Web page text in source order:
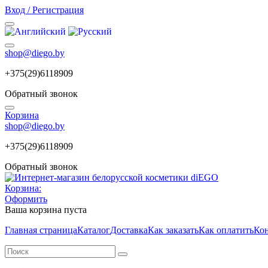
Вход / Регистрация
shop@diego.by
+375(29)6118909
Обратный звонок
Корзина
shop@diego.by
+375(29)6118909
Обратный звонок
Корзина:
Оформить
Ваша корзина пуста
Главная страницаКаталогДоставкаКак заказатьКак оплатить